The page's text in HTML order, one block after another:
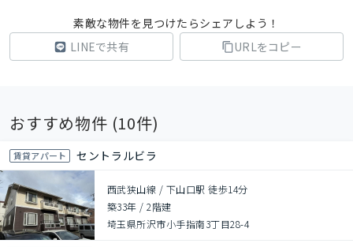
素敵な物件を見つけたらシェアしよう！
LINEで共有
URLをコピー
おすすめ物件 (10件)
賃貸アパート セントラルビラ
西武狭山線 / 下山口駅 徒歩14分
築33年 /2階建
埼玉県所沢市小手指南3丁目28-4